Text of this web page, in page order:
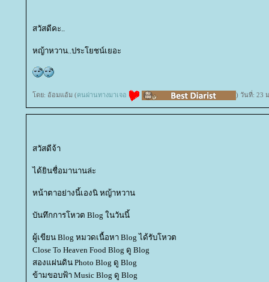
สวัสดีคะ..
หญ้าหวาน..ประโยชน์เยอะ
ดย: อ้อมแอ้ม (คนผ่านทางมาเจอ ) วันที่: 23
สวัสดีจ้า
ได้ยินชื่อมานานล่ะ
หน้าตาอย่างนี้เองนิ หญ้าหวาน
บันทึกการโหวต Blog ในวันนี้
ผู้เขียน Blog หมวดเนื้อหา Blog ได้รับโหวต
Close To Heaven Food Blog ดู Blog
สองแผ่นดิน Photo Blog ดู Blog
ข้ามขอบฟ้า Music Blog ดู Blog